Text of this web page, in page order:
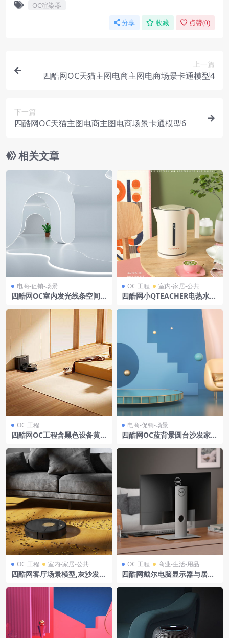
OC渲染器
分享 收藏 点赞(0)
上一篇
四酷网OC天猫主图电商主图电商场景卡通模型4
下一篇
四酷网OC天猫主图电商主图电商场景卡通模型6
相关文章
电商-促销-场景
四酷网OC室内发光线条空间场
OC 工程 室内-家居-公共
四酷网小QTEACHER电热水
OC 工程
四酷网OC工程含黑色设备黄色
景
电商-促销-场景
四酷网OC蓝背景圆台沙发家居
OC 工程 室内-家居-公共
四酷网客厅场景模型,灰沙发下
OC 工程 商业-生活-用品
四酷网戴尔电脑显示器与居家